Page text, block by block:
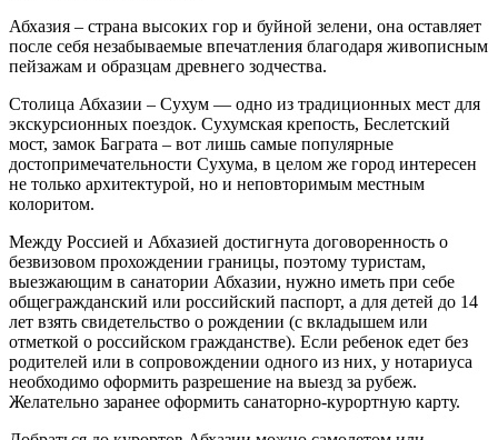
Абхазия – страна высоких гор и буйной зелени, она оставляет
после себя незабываемые впечатления благодаря живописным
пейзажам и образцам древнего зодчества.
Столица Абхазии – Сухум — одно из традиционных мест для
экскурсионных поездок. Сухумская крепость, Беслетский
мост, замок Баграта – вот лишь самые популярные
достопримечательности Сухума, в целом же город интересен
не только архитектурой, но и неповторимым местным
колоритом.
Между Россией и Абхазией достигнута договоренность о
безвизовом прохождении границы, поэтому туристам,
выезжающим в санатории Абхазии, нужно иметь при себе
общегражданский или российский паспорт, а для детей до 14
лет взять свидетельство о рождении (с вкладышем или
отметкой о российском гражданстве). Если ребенок едет без
родителей или в сопровождении одного из них, у нотариуса
необходимо оформить разрешение на выезд за рубеж.
Желательно заранее оформить санаторно-курортную карту.